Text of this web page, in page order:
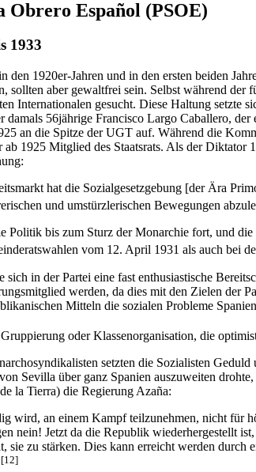
Obrero Español (PSOE)
1933
1920er-Jahren und in den ersten beiden
sollten aber gewaltfrei sein. Selbst während
Internationalen gesucht. Diese Haltung
56jährige Francisco Largo Caballero,
an die Spitze der UGT auf. Während die
1925 Mitglied des Staatsrats. Als der Diktator
hat die Sozialgesetzgebung [der Ära
und umstürzlerischen Bewegungen
Politik bis zum Sturz der Monarchie fort, und
vom 12. April 1931 als auch bei
in der Partei eine fast enthusiastische
werden, da dies mit den Zielen der
Mitteln die sozialen Probleme
oder Klassenorganisation, die
setzten die Sozialisten
Sevilla über ganz Spanien auszuweiten
la Tierra) die Regierung Azaña:
wird, an einem Kampf teilzunehmen, nicht für
nein! Jetzt da die Republik wiederhergestellt
sie zu stärken. Dies kann erreicht werden
[12]